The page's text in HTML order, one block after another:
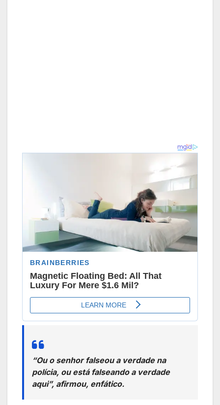
“Ou o senhor falseou a verdade na
polícia, ou está falseando a verdade
aqui”, afirmou, enfático.